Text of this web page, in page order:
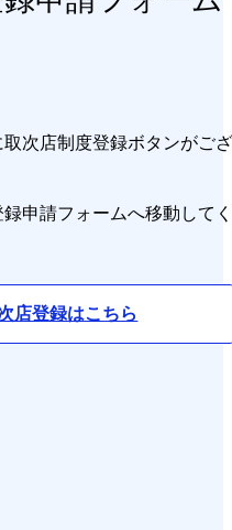
次店制度登録ボタンがご
録申請フォームへ移動して
店登録はこちら